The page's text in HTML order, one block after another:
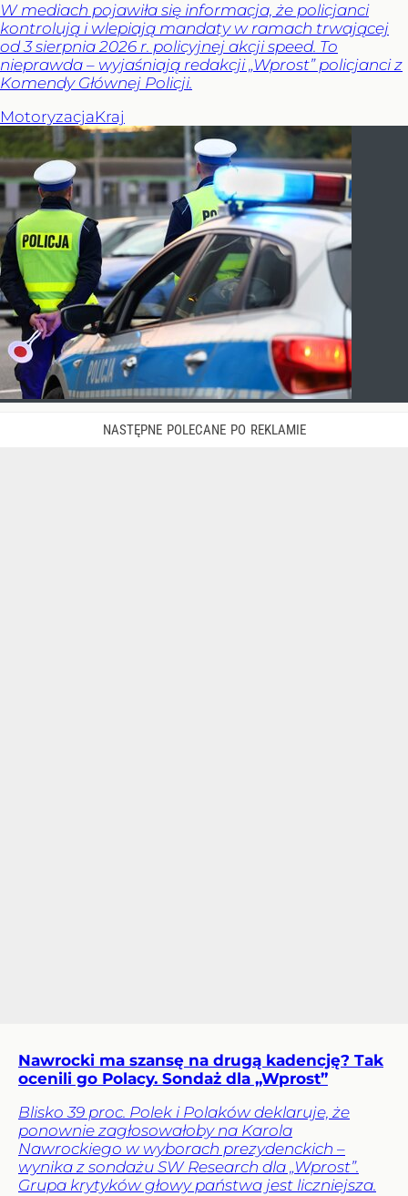
W mediach pojawiła się informacja, że policjanci
kontrolują i wlepiają mandaty w ramach trwającej
od 3 sierpnia 2026 r. policyjnej akcji speed. To
nieprawda – wyjaśniają redakcji „Wprost” policjanci z
Komendy Głównej Policji.
MotoryzacjaKraj
Nawrocki ma szansę na drugą kadencję? Tak
ocenili go Polacy. Sondaż dla „Wprost”
Blisko 39 proc. Polek i Polaków deklaruje, że
ponownie zagłosowałoby na Karola
Nawrockiego w wyborach prezydenckich –
wynika z sondażu SW Research dla „Wprost”.
Grupa krytyków głowy państwa jest liczniejsza.